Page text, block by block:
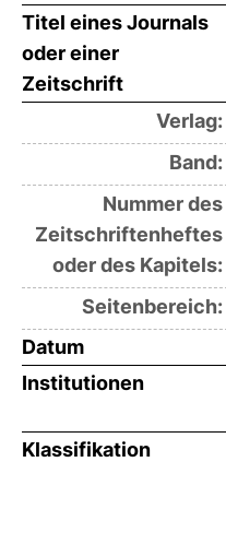
Titel eines Journals
oder einer
Zeitschrift
Verlag:
Band:
Nummer des
Zeitschriftenheftes
oder des Kapitels:
Seitenbereich:
Datum
Institutionen
Klassifikation